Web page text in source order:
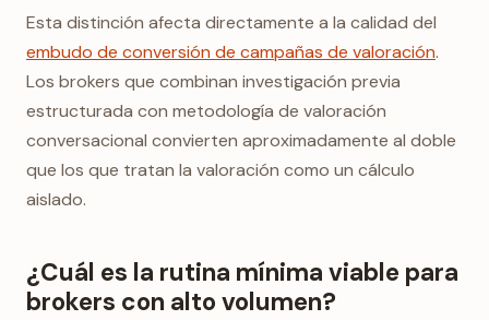
Esta distinción afecta directamente a la calidad del
embudo de conversión de campañas de valoración.
Los brokers que combinan investigación previa
estructurada con metodología de valoración
conversacional convierten aproximadamente al doble
que los que tratan la valoración como un cálculo
aislado.
¿Cuál es la rutina mínima viable para
brokers con alto volumen?